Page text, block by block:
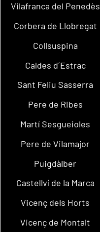
Vilafranca del Penedès
Corbera de Llobregat
Collsuspina
Caldes d´Estrac
Sant Feliu Sasserra
Pere de Ribes
Martí Sesgueioles
Pere de Vilamajor
Puigdàlber
Castellví de la Marca
Vicenç dels Horts
Vicenç de Montalt